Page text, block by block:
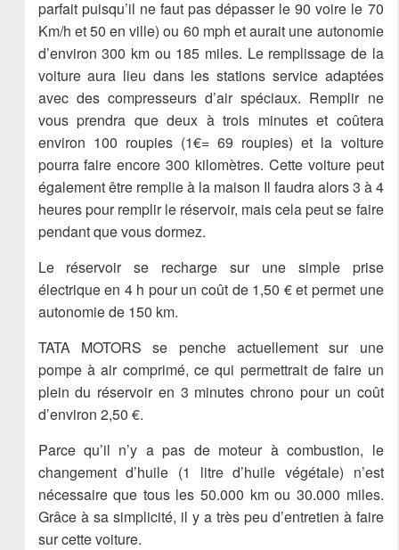
parfait puisqu’il ne faut pas dépasser le 90 voire le 70
Km/h et 50 en ville) ou 60 mph et aurait une autonomie
d’environ 300 km ou 185 miles. Le remplissage de la
voiture aura lieu dans les stations service adaptées
avec des compresseurs d’air spéciaux. Remplir ne
vous prendra que deux à trois minutes et coûtera
environ 100 roupies (1€= 69 roupies) et la voiture
pourra faire encore 300 kilomètres. Cette voiture peut
également être remplie à la maison Il faudra alors 3 à 4
heures pour remplir le réservoir, mais cela peut se faire
pendant que vous dormez.
Le réservoir se recharge sur une simple prise
électrique en 4 h pour un coût de 1,50 € et permet une
autonomie de 150 km.
TATA MOTORS se penche actuellement sur une
pompe à air comprimé, ce qui permettrait de faire un
plein du réservoir en 3 minutes chrono pour un coût
d’environ 2,50 €.
Parce qu’il n’y a pas de moteur à combustion, le
changement d’huile (1 litre d’huile végétale) n’est
nécessaire que tous les 50.000 km ou 30.000 miles.
Grâce à sa simplicité, il y a très peu d’entretien à faire
sur cette voiture.